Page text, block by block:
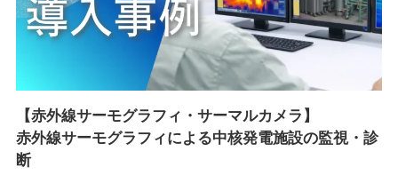
【赤外線サーモグラフィ・サーマルカメラ】
赤外線サーモグラフィによる中核発電施設の監視・診
断